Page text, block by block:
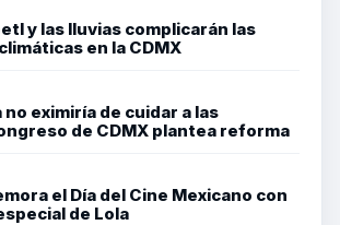
y las lluvias complicarán las
en la CDMX
eximiría de cuidar a las
de CDMX plantea reforma
el Día del Cine Mexicano con
de Lola